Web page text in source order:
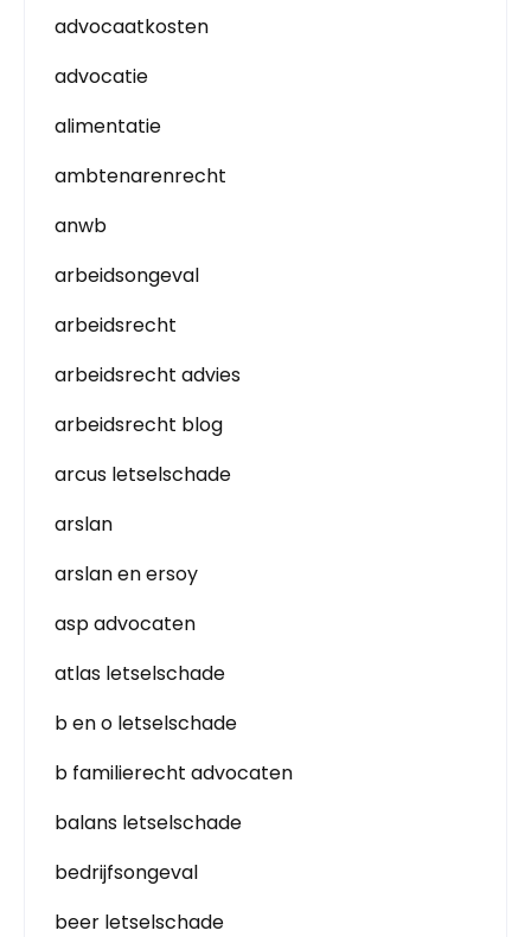
advocaatkosten
advocatie
alimentatie
ambtenarenrecht
anwb
arbeidsongeval
arbeidsrecht
arbeidsrecht advies
arbeidsrecht blog
arcus letselschade
arslan
arslan en ersoy
asp advocaten
atlas letselschade
b en o letselschade
b familierecht advocaten
balans letselschade
bedrijfsongeval
beer letselschade